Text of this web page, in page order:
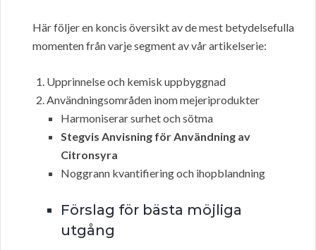
Här följer en koncis översikt av de mest betydelsefulla
momenten från varje segment av vår artikelserie:
Upprinnelse och kemisk uppbyggnad
Användningsområden inom mejeriprodukter
Harmoniserar surhet och sötma
Stegvis Anvisning för Användning av
Citronsyra
Noggrann kvantifiering och ihopblandning
Förslag för bästa möjliga
utgång